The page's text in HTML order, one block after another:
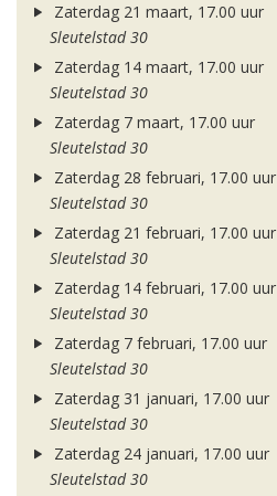
Zaterdag 21 maart, 17.00 uur
Sleutelstad 30
Zaterdag 14 maart, 17.00 uur
Sleutelstad 30
Zaterdag 7 maart, 17.00 uur
Sleutelstad 30
Zaterdag 28 februari, 17.00 uur
Sleutelstad 30
Zaterdag 21 februari, 17.00 uur
Sleutelstad 30
Zaterdag 14 februari, 17.00 uur
Sleutelstad 30
Zaterdag 7 februari, 17.00 uur
Sleutelstad 30
Zaterdag 31 januari, 17.00 uur
Sleutelstad 30
Zaterdag 24 januari, 17.00 uur
Sleutelstad 30